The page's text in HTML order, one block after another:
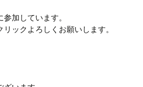
加しています。
ックよろしくお願いします。